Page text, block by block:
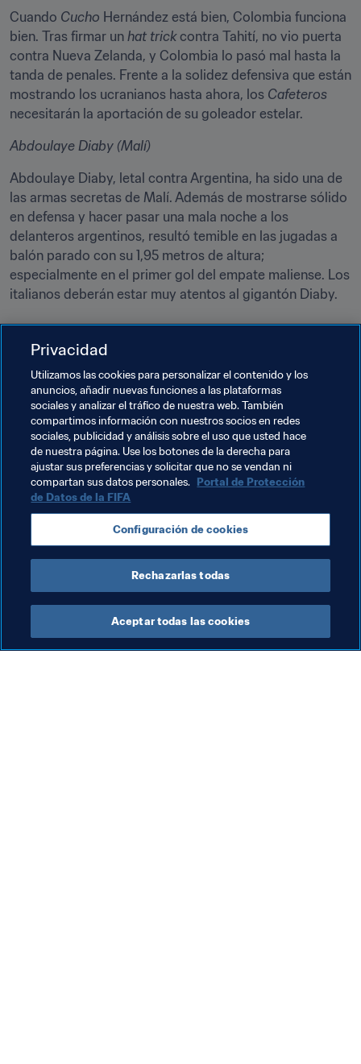
Cuando Cucho Hernández está bien, Colombia funciona
bien. Tras firmar un hat trick contra Tahití, no vio puerta
contra Nueva Zelanda, y Colombia lo pasó mal hasta la
tanda de penales. Frente a la solidez defensiva que están
mostrando los ucranianos hasta ahora, los Cafeteros
necesitarán la aportación de su goleador estelar.
Abdoulaye Diaby (Malí)
Abdoulaye Diaby, letal contra Argentina, ha sido una de
las armas secretas de Malí. Además de mostrarse sólido
en defensa y hacer pasar una mala noche a los
delanteros argentinos, resultó temible en las jugadas a
balón parado con su 1,95 metros de altura;
especialmente en el primer gol del empate maliense. Los
italianos deberán estar muy atentos al gigantón Diaby.
Sábado, 8 de junio (horarios en hora local)
Cuartos de final
Estados Unidos - Ecuador (Gdynia, 17:30)
República de Corea - Senegal (Bielsko-Biała, 20:30)
Temas relacionados
Copa Mundial Sub-20 de la FIFA Polonia 2019™
Privacidad
Utilizamos las cookies para personalizar el contenido y los
anuncios, añadir nuevas funciones a las plataformas
sociales y analizar el tráfico de nuestra web. También
compartimos información con nuestros socios en redes
sociales, publicidad y análisis sobre el uso que usted hace
de nuestra página. Use los botones de la derecha para
ajustar sus preferencias y solicitar que no se vendan ni
compartan sus datos personales. Portal de Protección
de Datos de la FIFA
Configuración de cookies
Rechazarlas todas
Aceptar todas las cookies